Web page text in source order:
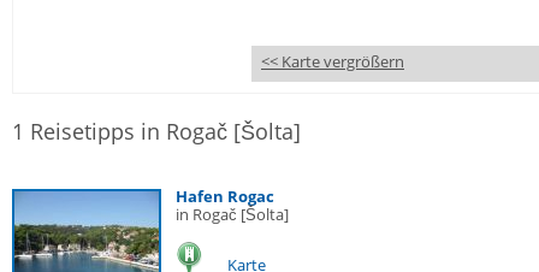
<< Karte vergrößern
1 Reisetipps in Rogač [Šolta]
Hafen Rogac
in Rogač [Šolta]
Karte